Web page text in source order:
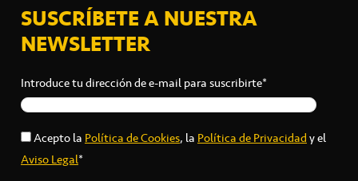
SUSCRÍBETE A NUESTRA
NEWSLETTER
Introduce tu dirección de e-mail para suscribirte*
Acepto laPolítica de Cookies, laPolítica de Privacidady el
Aviso Legal*